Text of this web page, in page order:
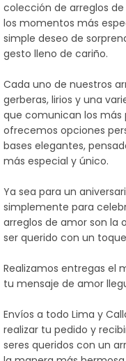
colección de arreglos
los momentos más
simple deseo de
gesto lleno de cariño.
Cada uno de nuestros
gerberas, lirios y una
que comunican los más
ofrecemos opciones
bases elegantes,
más especial y único.
Ya sea para un
simplemente para
arreglos de amor son la
ser querido con un
Realizamos entregas el
tu mensaje de amor
Envíos a todo Lima y
realizar tu pedido y
seres queridos con un